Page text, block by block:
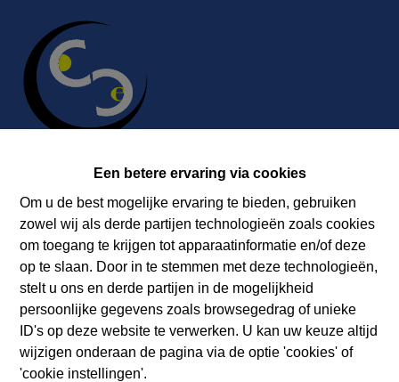
Een betere ervaring via cookies
Om u de best mogelijke ervaring te bieden, gebruiken
zowel wij als derde partijen technologieën zoals cookies
om toegang te krijgen tot apparaatinformatie en/of deze
op te slaan. Door in te stemmen met deze technologieën,
stelt u ons en derde partijen in de mogelijkheid
persoonlijke gegevens zoals browsegedrag of unieke
ID's op deze website te verwerken. U kan uw keuze altijd
wijzigen onderaan de pagina via de optie 'cookies' of
'cookie instellingen'.
Contact
Immobilière Cosse
Rue Jean de Bohême 5
ARDENNES 6940 DURBUY
Tel.: +32 86 218080
E-mail:info@cosseimmo.be